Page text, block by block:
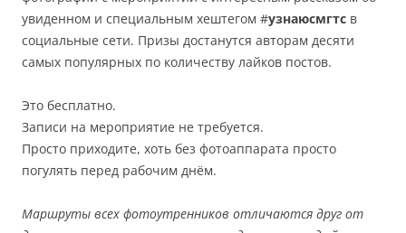
увиденном и специальным хештегом #узнаюсмгтс в
социальные сети. Призы достанутся авторам десяти
самых популярных по количеству лайков постов.
Это бесплатно.
Записи на мероприятие не требуется.
Просто приходите, хоть без фотоаппарата просто
погулять перед рабочим днём.
Маршруты всех фотоутренников отличаются друг от